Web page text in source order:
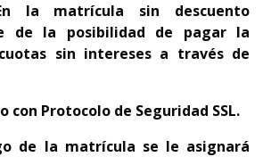
la matrícula sin descuento
de la posibilidad de pagar la
sin intereses a través de
con Protocolo de Seguridad SSL.
de la matrícula se le asignará